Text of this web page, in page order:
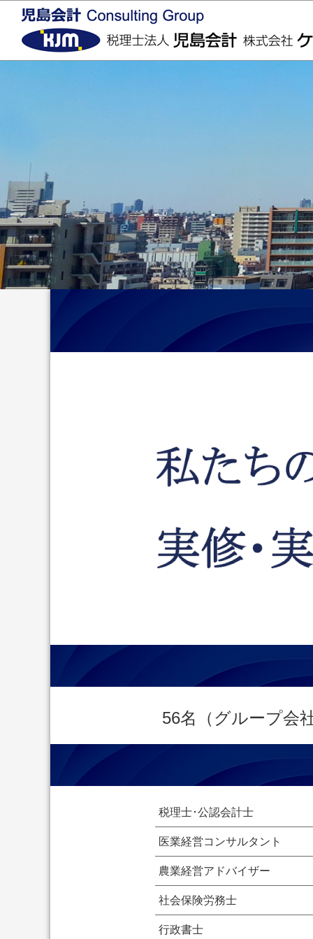
56名（グループ会
税理士･公認会計士
医業経営コンサルタント
農業経営アドバイザー
社会保険労務士
行政書士